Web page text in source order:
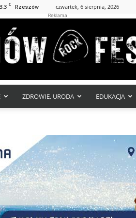
C Rzeszów czwartek, 6 sierpnia, 2026
Reklama
ZDROWIE, URODA EDUKACJA